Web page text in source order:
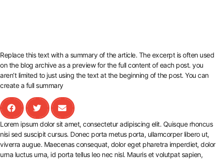
Replace this text with a summary of the article. The excerpt is often used
on the blog archive as a preview for the full content of each post. you
aren’t limited to just using the text at the beginning of the post. You can
create a full summary
Lorem ipsum dolor sit amet, consectetur adipiscing elit. Quisque rhoncus
nisi sed suscipit cursus. Donec porta metus porta, ullamcorper libero ut,
viverra augue. Maecenas consequat, dolor eget pharetra imperdiet, dolor
urna luctus urna, id porta tellus leo nec nisl. Mauris et volutpat sapien,